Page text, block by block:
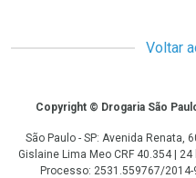
Voltar
CopyrightCopyright © Drogaria São
São Paulo - SP: Avenida Renata,
Gislaine Lima Meo CRF 40.354 |
Processo: 2531.559767/